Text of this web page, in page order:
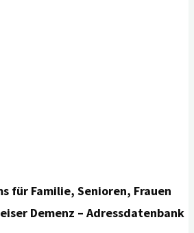
für Familie, Senioren, Frauen
Demenz – Adressdatenbank